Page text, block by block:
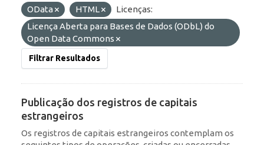
OData
HTML
Licenças:
Licença Aberta para Bases de Dados (ODbL) do
Open Data Commons
Filtrar Resultados
Publicação dos registros de capitais
estrangeiros
Os registros de capitais estrangeiros contemplam os